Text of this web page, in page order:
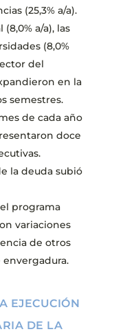
(25,3% a/a).
a/a), las
(8,0%
del
en la
semestres.
de cada año
doce
la deuda subió
programa
variaciones
de otros
envergadura.
EJECUCIÓN
DE LA